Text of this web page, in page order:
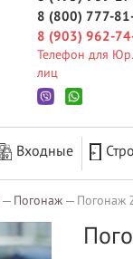
8 (800) 777-
8 (903) 962-
Телефон для Юр.
лиц
Входные
Погонаж Погонаж